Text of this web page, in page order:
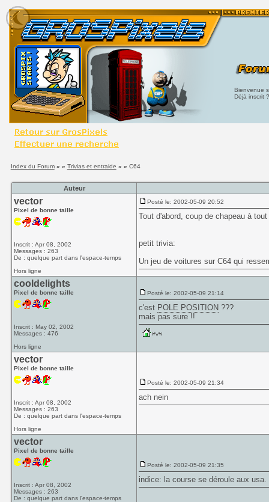
Bienvenue
Déjà inscrit
Index du Forum» » Trivias et entraide » » C64
Auteur
vector
Pixel de bonne taille
Inscrit : Apr 08, 2002
Messages : 263
De : quelque part dans l'espace-temps
Hors ligne
Posté le: 2002-05-09 20:52
Tout d'abord, coup de chapeau à
petit trivia:
Un jeu de voitures sur C64 qui
cooldelights
Pixel de bonne taille
Inscrit : May 02, 2002
Messages : 476
Hors ligne
Posté le: 2002-05-09 21:14
c'est POLE POSITION ???
mais pas sure !!
vector
Pixel de bonne taille
Inscrit : Apr 08, 2002
Messages : 263
De : quelque part dans l'espace-temps
Hors ligne
Posté le: 2002-05-09 21:34
ach nein
vector
Pixel de bonne taille
Inscrit : Apr 08, 2002
Messages : 263
De : quelque part dans l'espace-temps
Posté le: 2002-05-09 21:35
indice: la course se déroule aux usa.